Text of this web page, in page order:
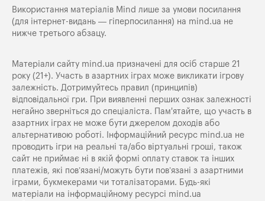
Використання матеріалів Mind лише за умови посилання
(для інтернет-видань — гіперпосилання) на mind.ua не
нижче третього абзацу.
Матеріали сайту mind.ua призначені для осіб старше 21
року (21+). Участь в азартних іграх може викликати ігрову
залежність. Дотримуйтесь правил (принципів)
відповідальної гри. При виявленні перших ознак залежності
негайно зверніться до спеціаліста. Пам'ятайте, що участь в
азартних іграх не може бути джерелом доходів або
альтернативою роботі. Інформаційний ресурс mind.ua не
проводить ігри на реальні та/або віртуальні гроші, також
сайт не приймає ні в якій формі оплату ставок та інших
платежів, які пов’язані/можуть бути пов’язані з азартними
іграми, букмекерами чи тоталізаторами. Будь-які
матеріали на інформаційному ресурсі mind.ua